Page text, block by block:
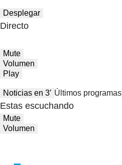
Desplegar
Directo
Mute
Volumen
Play
Noticias en 3′ Últimos programas
Estas escuchando
Mute
Volumen